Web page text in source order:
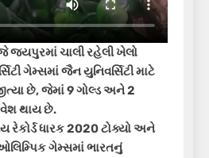
જયપુરમાં ચાલી રહેલી ખેલો
ગેમ્સમાં જૈન યુનિવર્સિટી માટે
છે, જેમાં 9 ગોલ્ડ અને 2
થાય છે.
રેકોર્ડ ધારક 2020 ટોક્યો અને
ગેમ્સમાં ભારતનું